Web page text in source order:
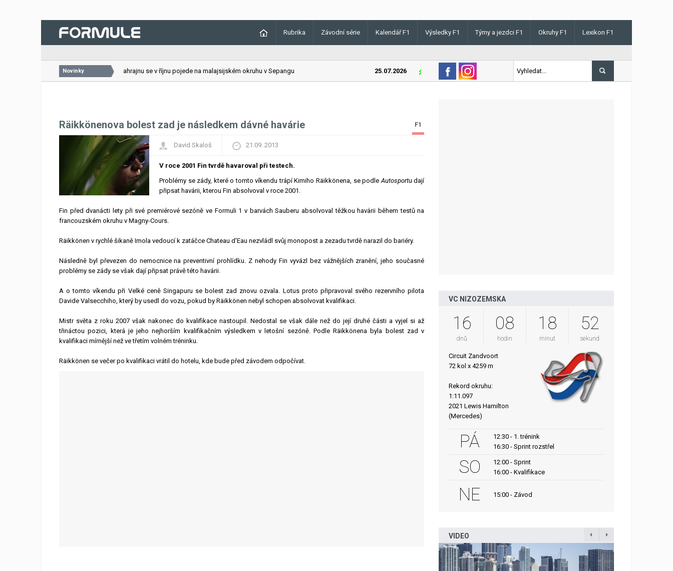
Rubrika Závodní série Kalendář F1 Výsledky F1 Týmy a jezdci F1 Okruhy F1 Lexikon F1
Novinky
26.07.2026 VC Bahrajnu se v říjnu pojede na malajsijském okruhu v Sepangu 25.07.2026 Lando Norris v Maďarsku letos poprvé vyhrál kvalifikaci
Räikkönenova bolest zad je následkem dávné havárie F1
David Skaloš 21.09. 2013
V roce 2001 Fin tvrdě havaroval při testech.
Problémy se zády, které o tomto víkendu trápí Kimiho Räikkönena, se podleAutosportudají
připsat havárii, kterou Fin absolvoval v roce 2001.
Fin před dvanácti lety při své premiérové sezóně ve Formuli 1 v barvách Sauberu absolvoval těžkou havárii během testů na
francouzském okruhu v Magny-Cours.
Räikkönen v rychlé šikaně Imola vedoucí k zatáčce Chateau d'Eau nezvládl svůj monopost a zezadu tvrdě narazil do bariéry.
Následně byl převezen do nemocnice na preventivní prohlídku. Z nehody Fin vyvázl bez vážnějších zranění, jeho současné
problémy se zády se však dají připsat právě této havárii.
A o tomto víkendu při Velké ceně Singapuru se bolest zad znovu ozvala. Lotus proto připravoval svého rezervního pilota
Davide Valsecchiho, který by usedl do vozu, pokud by Räikkönen nebyl schopen absolvovat kvalifikaci.
Mistr světa z roku 2007 však nakonec do kvalifikace nastoupil. Nedostal se však dále než do její druhé části a vyjel si až
třináctou pozici, která je jeho nejhorším kvalifikačním výsledkem v letošní sezóně. Podle Räikkönena byla bolest zad v
kvalifikaci mírnější než ve třetím volném tréninku.
Räikkönen se večer po kvalifikaci vrátil do hotelu, kde bude před závodem odpočívat.
VC NIZOZEMSKA
16
dnů
08
hodin
18
minut
51
sekund
Circuit Zandvoort
72 kol x 4259 m
Rekord okruhu:
1:11.097
2021 Lewis Hamilton
(Mercedes)
PÁ
12:30 - 1. trénink
16:30 - Sprint rozstřel
SO
12:00 - Sprint
16:00 - Kvalifikace
NE 15:00 - Závod
VIDEO